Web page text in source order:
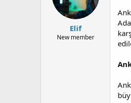
g
ı
ç
t
Elif
New member